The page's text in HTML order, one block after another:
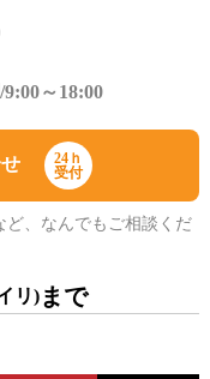
～18:00
24ｈ
受付
ど、なんでもご相談くだ
リ)まで